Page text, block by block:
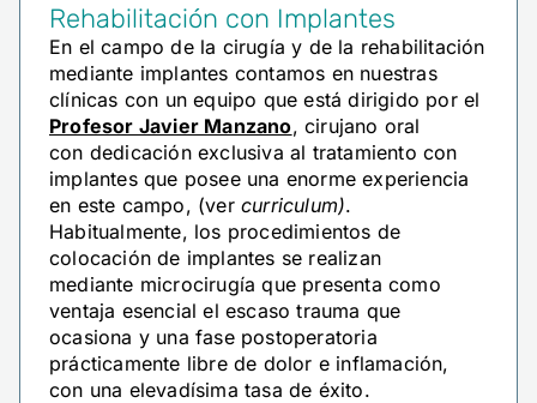
Rehabilitación con Implantes
En el campo de la cirugía y de la rehabilitación
mediante implantes contamos en nuestras
clínicas con un equipo que está dirigido por el
Profesor Javier Manzano, cirujano oral
con dedicación exclusiva al tratamiento con
implantes que posee una enorme experiencia
en este campo, (ver curriculum).
Habitualmente, los procedimientos de
colocación de implantes se realizan
mediante microcirugía que presenta como
ventaja esencial el escaso trauma que
ocasiona y una fase postoperatoria
prácticamente libre de dolor e inflamación,
con una elevadísima tasa de éxito.